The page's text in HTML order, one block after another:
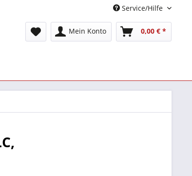
Service/Hilfe
Mein Konto 0,00 € *